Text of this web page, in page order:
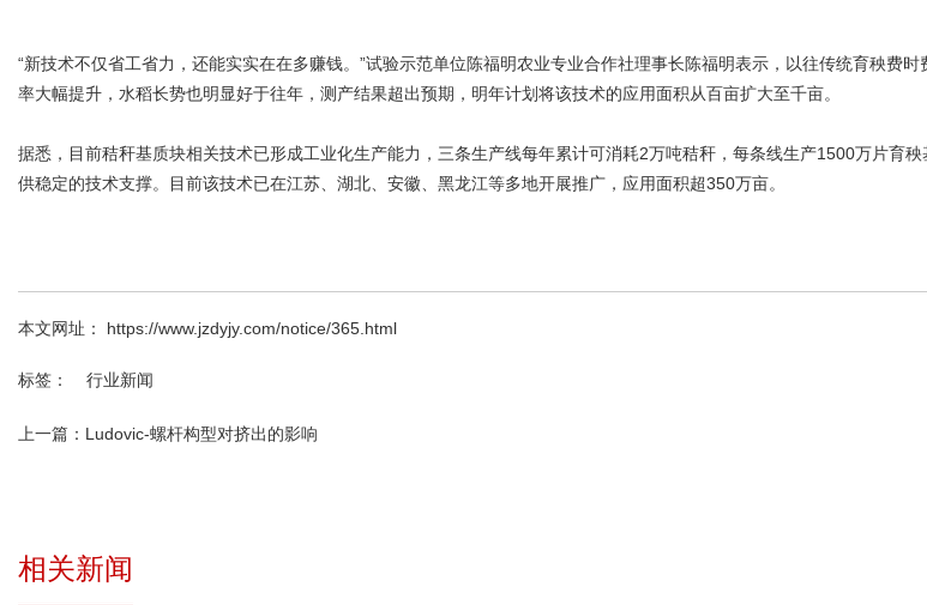
“新技术不仅省工省力，还能实实在在多赚钱。”试验示范单位陈福明农业专业合作社理事长陈福明表示，以往传统育秧费
率大幅提升，水稻长势也明显好于往年，测产结果超出预期，明年计划将该技术的应用面积从百亩扩大至千亩。
据悉，目前秸秆基质块相关技术已形成工业化生产能力，三条生产线每年累计可消耗2万吨秸秆，每条线生产1500万片育
供稳定的技术支撑。目前该技术已在江苏、湖北、安徽、黑龙江等多地开展推广，应用面积超350万亩。
本文网址： https://www.jzdyjy.com/notice/365.html
标签： 行业新闻
上一篇： Ludovic-螺杆构型对挤出的影响
相关新闻